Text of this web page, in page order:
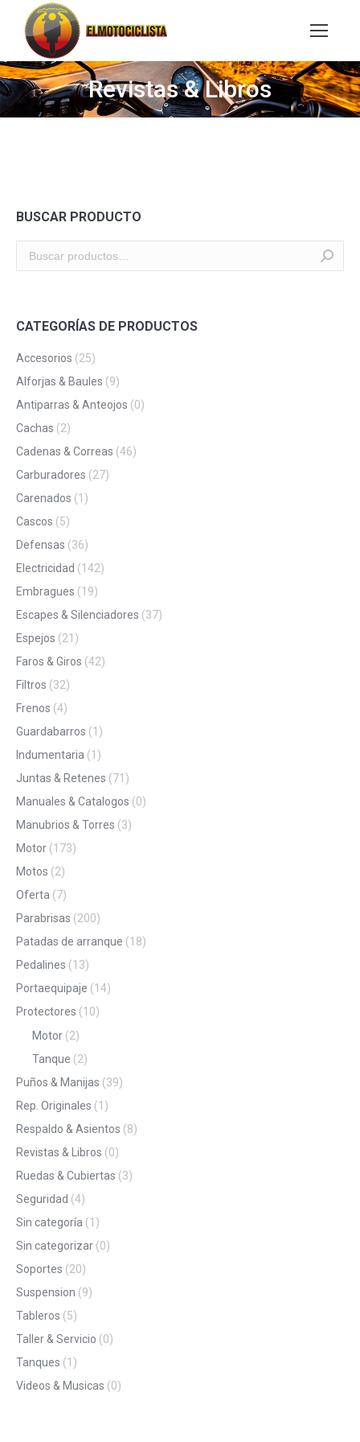
Buscar:
Revistas & Libros
BUSCAR PRODUCTO
CATEGORÍAS DE PRODUCTOS
Accesorios (25)
Alforjas & Baules (9)
Antiparras & Anteojos (0)
Cachas (2)
Cadenas & Correas (46)
Carburadores (27)
Carenados (1)
Cascos (5)
Defensas (36)
Electricidad (142)
Embragues (19)
Escapes & Silenciadores (37)
Espejos (21)
Faros & Giros (42)
Filtros (32)
Frenos (4)
Guardabarros (1)
Indumentaria (1)
Juntas & Retenes (71)
Manuales & Catalogos (0)
Manubrios & Torres (3)
Motor (173)
Motos (2)
Oferta (7)
Parabrisas (200)
Patadas de arranque (18)
Pedalines (13)
Portaequipaje (14)
Protectores (10)
Motor (2)
Tanque (2)
Puños & Manijas (39)
Rep. Originales (1)
Respaldo & Asientos (8)
Revistas & Libros (0)
Ruedas & Cubiertas (3)
Seguridad (4)
Sin categoría (1)
Sin categorizar (0)
Soportes (20)
Suspension (9)
Tableros (5)
Taller & Servicio (0)
Tanques (1)
Videos & Musicas (0)